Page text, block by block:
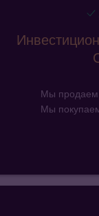
Мы продаем
Мы